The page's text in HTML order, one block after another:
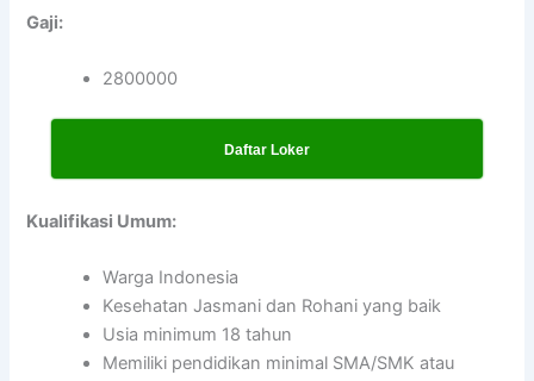
Gaji:
2800000
Daftar Loker
Kualifikasi Umum:
Warga Indonesia
Kesehatan Jasmani dan Rohani yang baik
Usia minimum 18 tahun
Memiliki pendidikan minimal SMA/SMK atau